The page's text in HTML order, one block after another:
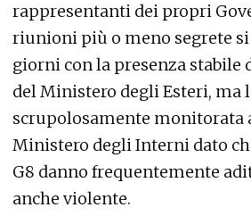
rappresentanti dei propri
riunioni più o meno segrete si
giorni con la presenza
del Ministero degli Esteri, ma
scrupolosamente monitorata
Ministero degli Interni dato
G8 danno frequentemente
anche violente.